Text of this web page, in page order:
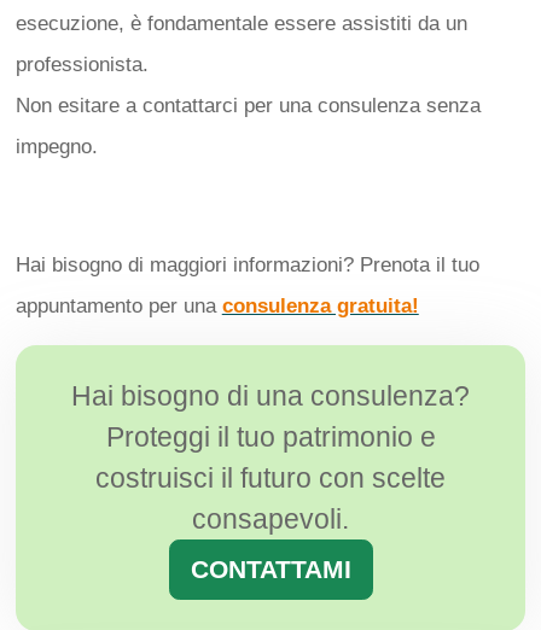
esecuzione, è fondamentale essere assistiti da un
professionista.
Non esitare a contattarci per una consulenza senza
impegno.
Hai bisogno di maggiori informazioni? Prenota il tuo
appuntamento per una consulenza gratuita!
Hai bisogno di una consulenza?
Proteggi il tuo patrimonio e
costruisci il futuro con scelte
consapevoli.
CONTATTAMI